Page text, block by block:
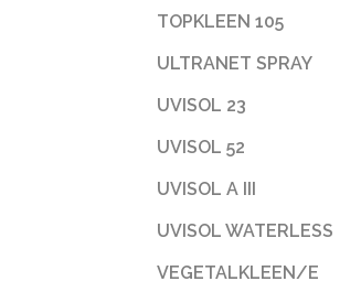
TOPKLEEN 105
ULTRANET SPRAY
UVISOL 23
UVISOL 52
UVISOL A III
UVISOL WATERLESS
VEGETALKLEEN/E